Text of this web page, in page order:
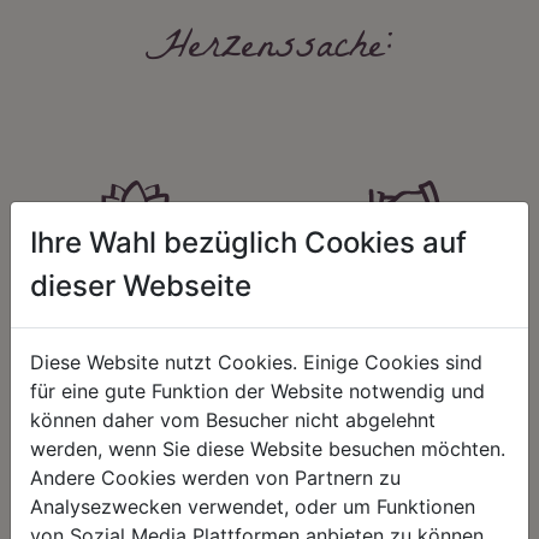
Herzenssache:
HARMONIE
schenken natürliche, stilvolle
Momente für harmonische Stunden
zu Hause – den Ort, an dem
Menschen sich geborgen fühlen und
positive Energie schöpfen.
fair – im Hinblick auf unsere
Kalkulation, angemessene
Entlohnung und unsere
nachhaltigen, gewachsenen
Geschäftsbeziehungen.
Ihre Wahl bezüglich Cookies auf
dieser Webseite
Diese Website nutzt Cookies. Einige Cookies sind
für eine gute Funktion der Website notwendig und
können daher vom Besucher nicht abgelehnt
werden, wenn Sie diese Website besuchen möchten.
Andere Cookies werden von Partnern zu
Analysezwecken verwendet, oder um Funktionen